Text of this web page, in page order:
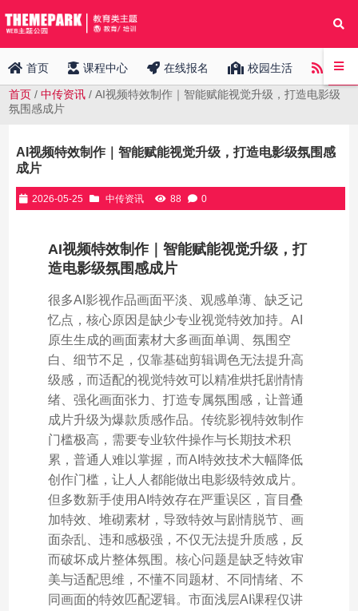
首页 课程中心 在线报名 校园生活 中传
首页 /中传资讯 / AI视频特效制作｜智能赋能视觉升级，打造电影级
氛围感成片
AI视频特效制作｜智能赋能视觉升级，打造电影级氛围感
成片
2026-05-25 中传资讯 88 0
AI视频特效制作｜智能赋能视觉升级，打
造电影级氛围感成片
很多AI影视作品画面平淡、观感单薄、缺乏记
忆点，核心原因是缺少专业视觉特效加持。AI
原生生成的画面素材大多画面单调、氛围空
白、细节不足，仅靠基础剪辑调色无法提升高
级感，而适配的视觉特效可以精准烘托剧情情
绪、强化画面张力、打造专属氛围感，让普通
成片升级为爆款质感作品。传统影视特效制作
门槛极高，需要专业软件操作与长期技术积
累，普通人难以掌握，而AI特效技术大幅降低
创作门槛，让人人都能做出电影级特效成片。
但多数新手使用AI特效存在严重误区，盲目叠
加特效、堆砌素材，导致特效与剧情脱节、画
面杂乱、违和感极强，不仅无法提升质感，反
而破坏成片整体氛围。核心问题是缺乏特效审
美与适配思维，不懂不同题材、不同情绪、不
同画面的特效匹配逻辑。市面浅层AI课程仅讲